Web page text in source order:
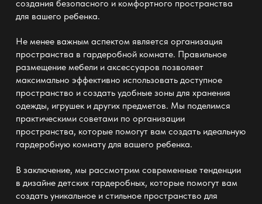
создания безопасного и комфортного пространства
для вашего ребенка.
Не менее важным аспектом является организация
пространства в гардеробной комнате. Правильное
размещение мебели и аксессуаров позволяет
максимально эффективно использовать доступное
пространство и создать удобные зоны для хранения
одежды, игрушек и других предметов. Мы поделимся
практическими советами по организации
пространства, которые помогут вам создать идеальную
гардеробную комнату для вашего ребенка.
В заключение, мы рассмотрим современные тенденции
в дизайне детских гардеробных, которые помогут вам
создать уникальное и стильное пространство для